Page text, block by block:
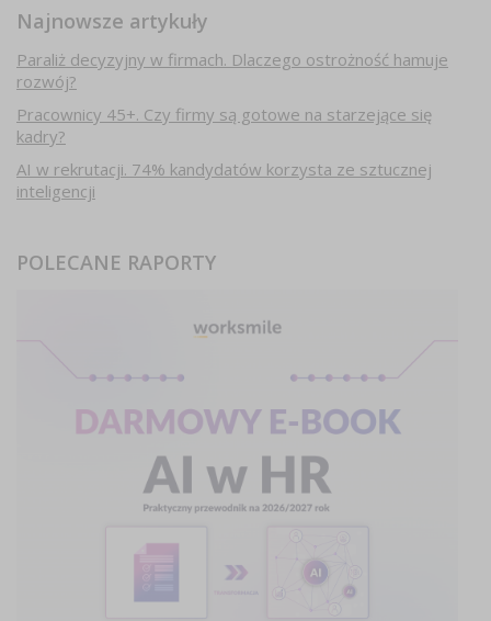
Najnowsze artykuły
Paraliż decyzyjny w firmach. Dlaczego ostrożność hamuje
rozwój?
Pracownicy 45+. Czy firmy są gotowe na starzejące się
kadry?
AI w rekrutacji. 74% kandydatów korzysta ze sztucznej
inteligencji
POLECANE RAPORTY